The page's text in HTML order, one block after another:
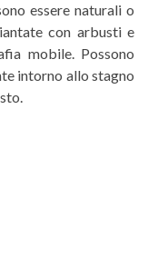
essere naturali o
con arbusti e
mobile. Possono
intorno allo stagno